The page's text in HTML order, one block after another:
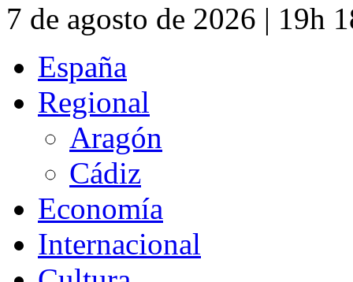
7 de agosto de 2026 | 19h
España
Regional
Aragón
Cádiz
Economía
Internacional